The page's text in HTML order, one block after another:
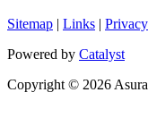
Sitemap | Links |
Powered by Catalyst
Copyright © 2026